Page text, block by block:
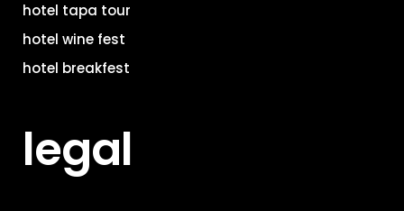
hotel tapa tour
hotel wine fest
hotel breakfest
legal